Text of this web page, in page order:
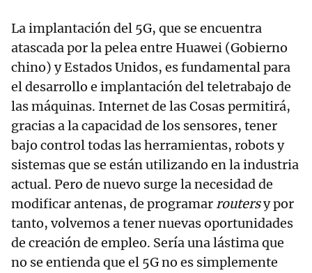
La implantación del 5G, que se encuentra
atascada por la pelea entre Huawei (Gobierno
chino) y Estados Unidos, es fundamental para
el desarrollo e implantación del teletrabajo de
las máquinas. Internet de las Cosas permitirá,
gracias a la capacidad de los sensores, tener
bajo control todas las herramientas, robots y
sistemas que se están utilizando en la industria
actual. Pero de nuevo surge la necesidad de
modificar antenas, de programar routersy por
tanto, volvemos a tener nuevas oportunidades
de creación de empleo. Sería una lástima que
no se entienda que el 5G no es simplemente